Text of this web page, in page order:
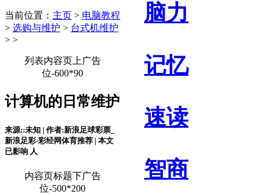
脑力
记忆
速读
智商
当前位置： 主页 > 电脑教程
> 选购与维护 > 台式机维护
> >
列表内容页上广告
位-600*90
计算机的日常维护
来源::未知 | 作者:新浪足球彩票_
新浪足彩-彩经网体育推荐 | 本文
已影响 人
内容页标题下广告
位-500*200